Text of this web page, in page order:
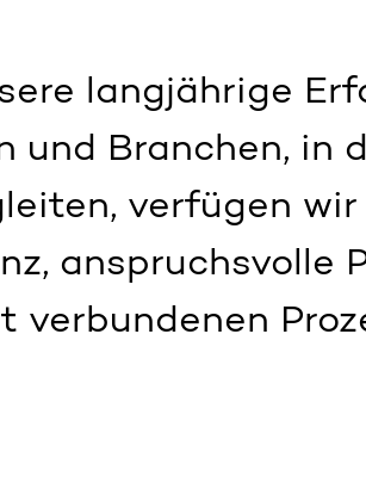
langjährige
und Branchen, in
verfügen
anspruchsvolle
verbundenen